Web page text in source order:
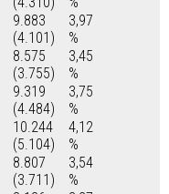
9.883
(4.101)
3,97
%
8.575
(3.755)
3,45
%
9.319
(4.484)
3,75
%
10.244
(5.104)
4,12
%
8.807
(3.711)
3,54
%